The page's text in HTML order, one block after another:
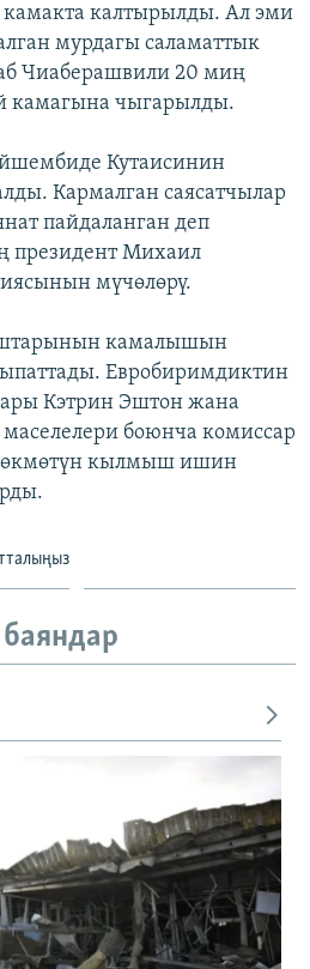
калтырылды. Ал эми
мурдагы саламаттык
Чиаберашвили 20 миң
камагына чыгарылды.
Кутаисинин
Кармалган саясатчылар
пайдаланган деп
президент Михаил
мүчөлөрү.
камалышын
Евробиримдиктин
Кэтрин Эштон жана
боюнча комиссар
өкмөтүн кылмыш ишин